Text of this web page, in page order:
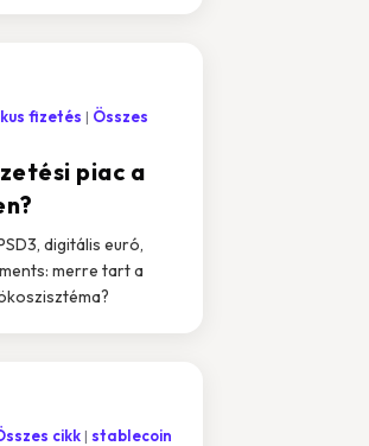
piac a
fizetés
Összes
digitális euró,
merre tart a
cikk stablecoin